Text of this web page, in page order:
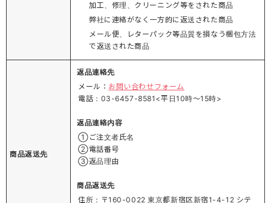
加工、修理、クリーニング等をされた商品
弊社に連絡がなく一方的に返送された商品
メール便、レターパック等品質を損なう梱包方法
で返送された商品
商品返送先
返品連絡先
メール： お問い合わせフォーム
電話：03-6457-8581<平日10時～15時>
返品連絡内容
①ご注文者氏名
②電話番号
③返品理由
商品返送先
住所：〒160-0022 東京都新宿区新宿1-4-12 シテ